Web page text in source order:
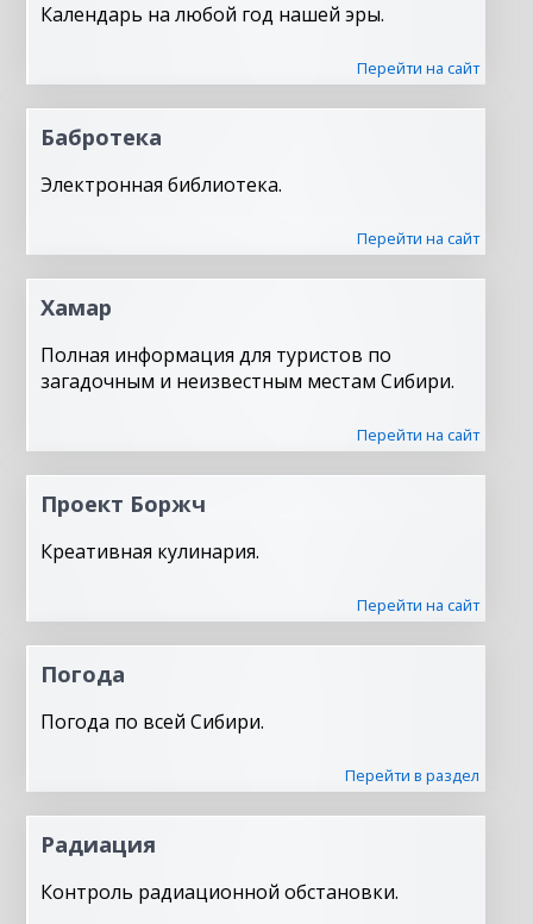
Календарь на любой год нашей эры.
Перейти на сайт
Бабротека
Электронная библиотека.
Перейти на сайт
Хамар
Полная информация для туристов по
загадочным и неизвестным местам Сибири.
Перейти на сайт
Проект Боржч
Креативная кулинария.
Перейти на сайт
Погода
Погода по всей Сибири.
Перейти в раздел
Радиация
Контроль радиационной обстановки.